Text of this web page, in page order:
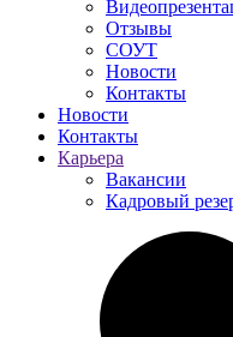
Отзывы
СОУТ
Новости
Контакты
Новости
Контакты
Карьера
Вакансии
Кадровый